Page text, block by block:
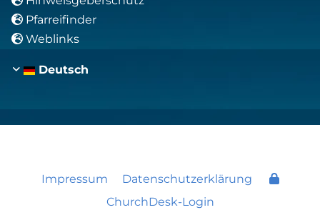
 Pfarreifinder
 Weblinks
Deutsch
Impressum
Datenschutzerklärung
ChurchDesk-Login